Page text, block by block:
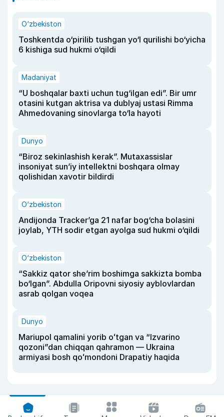
O‘zbekiston
Toshkentda o‘pirilib tushgan yo‘l qurilishi bo‘yicha
6 kishiga sud hukmi o‘qildi
Madaniyat
“U boshqalar baxti uchun tug‘ilgan edi”. Bir umr
otasini kutgan aktrisa va dublyaj ustasi Rimma
Ahmedovaning sinovlarga to‘la hayoti
Dunyo
“Biroz sekinlashish kerak”. Mutaxassislar
insoniyat sun’iy intellektni boshqara olmay
qolishidan xavotir bildirdi
O‘zbekiston
Andijonda Tracker’ga 21 nafar bog‘cha bolasini
joylab, YTH sodir etgan ayolga sud hukmi o‘qildi
O‘zbekiston
“Sakkiz qator she’rim boshimga sakkizta bomba
bo‘lgan”. Abdulla Oripovni siyosiy ayblovlardan
asrab qolgan voqea
Dunyo
Mariupol qamalini yorib oʻtgan va “Izvarino
qozoni”dan chiqqan qahramon — Ukraina
armiyasi bosh qoʻmondoni Drapatiy haqida